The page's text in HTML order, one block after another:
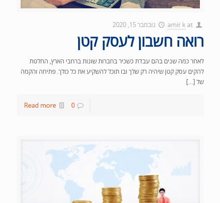
amir kat נובמבר 15, 2020
רואה חשבון לעסק קטן
לאחר כמה שנים בהם עבדת כשכיר בחברות שונות ברחבי הארץ, החלטת
להקים עסק קטן שיהיה רק שלך ובו תוכל להשקיע את כל כולך. פתיחה והקמה
של […]
0
Read more